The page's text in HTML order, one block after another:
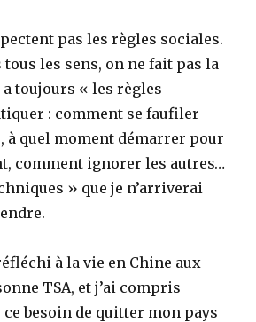
pas les règles sociales.
les sens, on ne fait pas la
toujours « les règles
: comment se faufiler
à quel moment démarrer pour
comment ignorer les autres…
» que je n’arriverai
à la vie en Chine aux
TSA, et j’ai compris
ce besoin de quitter mon pays